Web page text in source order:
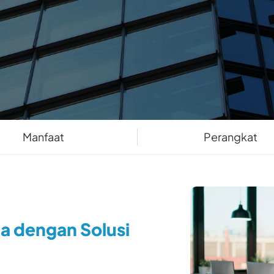
Manfaat Perangkat
dengan Solusi